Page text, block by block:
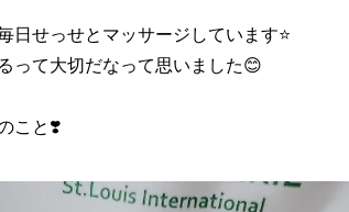
日せっせとマッサージしています⭐
って大切だなって思いました😊
こと❣️